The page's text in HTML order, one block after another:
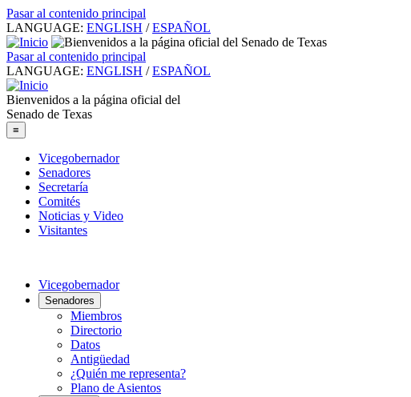
Pasar al contenido principal
LANGUAGE: ENGLISH / ESPAÑOL
Pasar al contenido principal
LANGUAGE: ENGLISH / ESPAÑOL
Bienvenidos a la página oficial del
Senado de Texas
≡
Vicegobernador
Senadores
Secretaría
Comités
Noticias y Video
Visitantes
Vicegobernador
Senadores
Miembros
Directorio
Datos
Antigüedad
¿Quién me representa?
Plano de Asientos